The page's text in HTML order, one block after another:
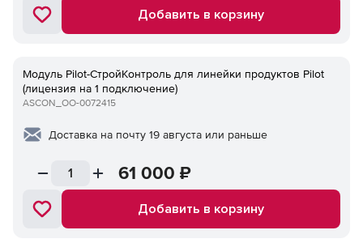
Добавить в корзину
Модуль Pilot-СтройКонтроль для линейки продуктов Pilot
(лицензия на 1 подключение)
ASCON_ОО-0072415
Доставка на почту 19 августа или раньше
61 000 ₽
Добавить в корзину